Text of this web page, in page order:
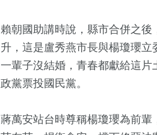
賴朝國助講時說，縣市合併之
升，這是盧秀燕市長與楊瓊瓔
一輩子沒結婚，青春都獻給這片
政黨票投國民黨。
蔣萬安站台時尊稱楊瓊瓔為前